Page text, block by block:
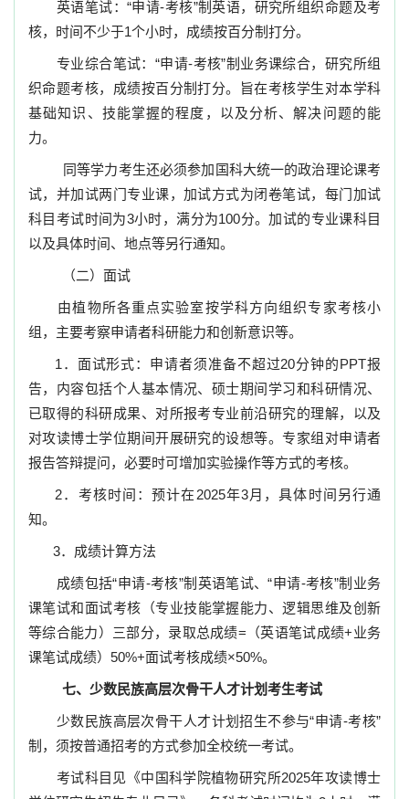
英语笔试： “申请-考核”制英语，研究所组织命题及考
核，时间不少于1个小时，成绩按百分制打分。
专业综合笔试： “申请-考核”制业务课综合，研究所组
织命题考核，成绩按百分制打分。旨在考核学生对本学科
基础知识、技能掌握的程度，以及分析、解决问题的能
力。
同等学力考生还必须参加国科大统一的政治理论课考
试，并加试两门专业课，加试方式为闭卷笔试，每门加试
科目考试时间为3小时，满分为100分。加试的专业课科目
以及具体时间、地点等另行通知。
（二）面试
由植物所各重点实验室按学科方向组织专家考核小
组， 主要考察申请者科研能力和创新意识等。
1 ．面试形式：申请者须准备不超过20分钟的PPT报
告，内容包括个人基本情况、硕士期间学习和科研情况、
已取得的科研成果、对所报考专业前沿研究的理解，以及
对攻读博士学位期间开展研究的设想等。专家组对申请者
报告答辩提问，必要时可增加实验操作等方式的考核。
2．考核时间：预计在 2025年3月，具体时间另行通
知。
3．成绩计算方法
成绩包括“申请-考核”制 英语笔试、“申请-考核”制业务
课笔试和面试考核（专业技能掌握能力、逻辑思维及创新
等综合能力）三部分，录取总成绩= （英语笔试成绩+业务
课笔试成绩） 50%+面试考核成绩×50%。
七、 少数民族高层次骨干人才计划考生考试
少数民族高层次骨干人才计划招生不参与“申请-考核”
制，须按普通招考的方式参加全校统一考试。
考试科目见《中国科学院植物研究所2025年攻读博士